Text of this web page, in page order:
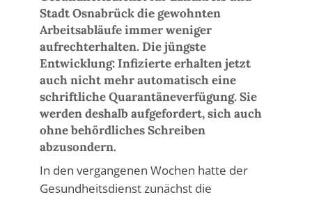
Stadt Osnabrück die gewohnten
Arbeitsabläufe immer weniger
aufrechterhalten. Die jüngste
Entwicklung: Infizierte erhalten jetzt
auch nicht mehr automatisch eine
schriftliche Quarantäneverfügung. Sie
werden deshalb aufgefordert, sich auch
ohne behördliches Schreiben
abzusondern.
In den vergangenen Wochen hatte der
Gesundheitsdienst zunächst die